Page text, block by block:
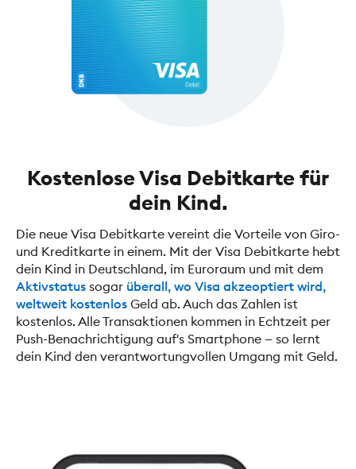
Kostenlose Visa Debitkarte für
dein Kind.
Die neue Visa Debitkarte vereint die Vorteile von Giro-
und Kreditkarte in einem. Mit der Visa Debitkarte hebt
dein Kind in Deutschland, im Euroraum und mit dem
Aktivstatus sogar überall, wo Visa akzeoptiert wird,
weltweit kostenlos Geld ab. Auch das Zahlen ist
kostenlos. Alle Transaktionen kommen in Echtzeit per
Push-Benachrichtigung auf's Smartphone — so lernt
dein Kind den verantwortungvollen Umgang mit Geld.